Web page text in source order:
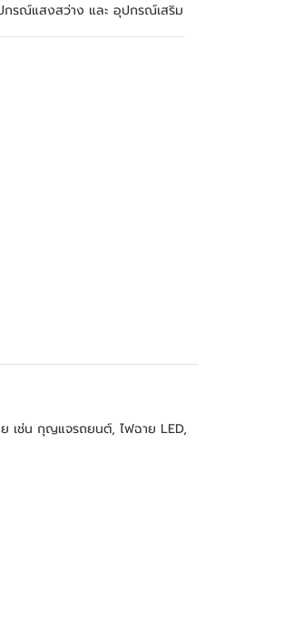
รณ์แสงสว่าง และ อุปกรณ์เสริม
เช่น กุญแจรถยนต์, ไฟฉาย LED,